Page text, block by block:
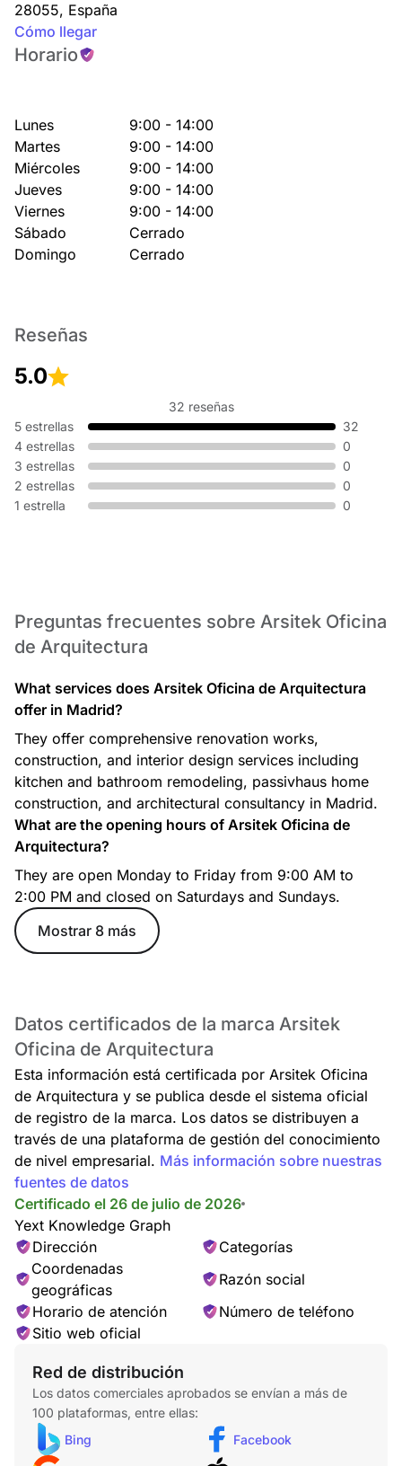
28055, España
Cómo llegar
Horario
Lunes
9:00 - 14:00
Martes
9:00 - 14:00
Miércoles
9:00 - 14:00
Jueves
9:00 - 14:00
Viernes
9:00 - 14:00
Sábado
Cerrado
Domingo
Cerrado
Reseñas
5.0
32 reseñas
5 estrellas
32
4 estrellas
0
3 estrellas
0
2 estrellas
0
1 estrella
0
Preguntas frecuentes sobre Arsitek Oficina
de Arquitectura
What services does Arsitek Oficina de Arquitectura
offer in Madrid?
They offer comprehensive renovation works,
construction, and interior design services including
kitchen and bathroom remodeling, passivhaus home
construction, and architectural consultancy in Madrid.
What are the opening hours of Arsitek Oficina de
Arquitectura?
They are open Monday to Friday from 9:00 AM to
2:00 PM and closed on Saturdays and Sundays.
Mostrar 8 más
Datos certificados de la marca Arsitek
Oficina de Arquitectura
Esta información está certificada por Arsitek Oficina
de Arquitectura y se publica desde el sistema oficial
de registro de la marca. Los datos se distribuyen a
través de una plataforma de gestión del conocimiento
de nivel empresarial. Más información sobre nuestras
fuentes de datos
Certificado el 26 de julio de 2026
Yext Knowledge Graph
Dirección
Categorías
Coordenadas
geográficas
Razón social
Horario de atención
Número de teléfono
Sitio web oficial
Red de distribución
Los datos comerciales aprobados se envían a más de
100 plataformas, entre ellas:
Bing
Facebook